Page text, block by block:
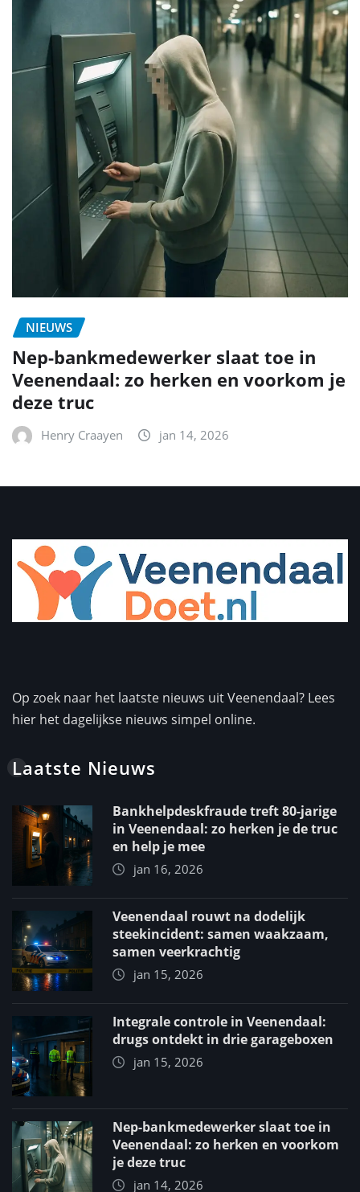
NIEUWS
Nep-bankmedewerker slaat toe in
Veenendaal: zo herken en voorkom je
deze truc
Henry Craayen jan 14, 2026
Op zoek naar het laatste nieuws uit Veenendaal? Lees
hier het dagelijkse nieuws simpel online.
Laatste Nieuws
Bankhelpdeskfraude treft 80-jarige
in Veenendaal: zo herken je de truc
en help je mee
jan 16, 2026
Veenendaal rouwt na dodelijk
steekincident: samen waakzaam,
samen veerkrachtig
jan 15, 2026
Integrale controle in Veenendaal:
drugs ontdekt in drie garageboxen
jan 15, 2026
Nep-bankmedewerker slaat toe in
Veenendaal: zo herken en voorkom
je deze truc
jan 14, 2026